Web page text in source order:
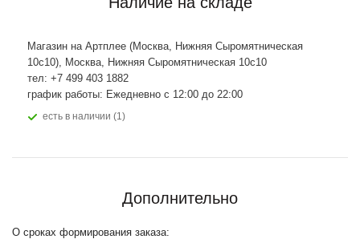
Магазин на Артплее (Москва, Нижняя Сыромятническая
10с10), Москва, Нижняя Сыромятническая 10с10
тел: +7 499 403 1882
график работы: Ежедневно с 12:00 до 22:00
Есть в наличии (1)
Дополнительно
О сроках формирования заказа: